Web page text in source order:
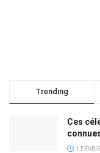
Trending
Ces
1